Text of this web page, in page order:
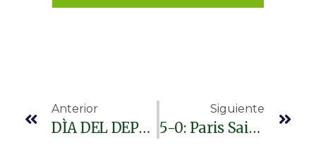
Anterior
DÌA DEL DEPORTISTA
Siguiente
5-0: Paris Saint-Germain Humilla Al Inter De Milán Y Es El Nuevo Campeón De La Champions